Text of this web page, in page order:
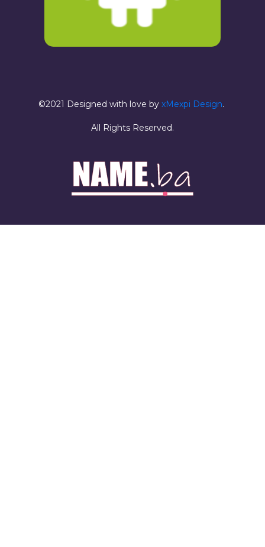
©2021 Designed with love by xMexpi Design.
All Rights Reserved.